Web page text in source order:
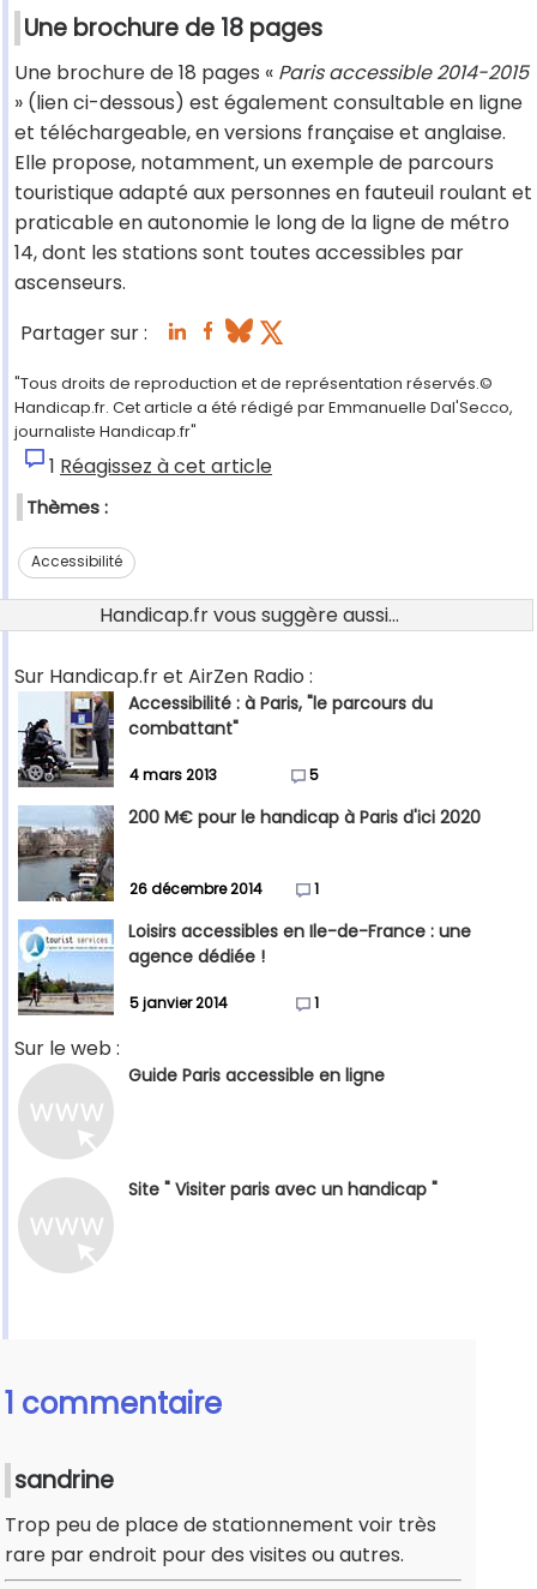
Une brochure de 18 pages
Une brochure de 18 pages « Paris accessible 2014-2015
» (lien ci-dessous) est également consultable en ligne
et téléchargeable, en versions française et anglaise.
Elle propose, notamment, un exemple de parcours
touristique adapté aux personnes en fauteuil roulant et
praticable en autonomie le long de la ligne de métro
14, dont les stations sont toutes accessibles par
ascenseurs.
Partager sur :
"Tous droits de reproduction et de représentation réservés.©
Handicap.fr. Cet article a été rédigé par Emmanuelle Dal'Secco,
journaliste Handicap.fr"
1 Réagissez à cet article
Thèmes :
Accessibilité
Handicap.fr vous suggère aussi...
Sur Handicap.fr et AirZen Radio :
Accessibilité : à Paris, "le parcours du
combattant"
4 mars 2013 5
200 M€ pour le handicap à Paris d'ici 2020
26 décembre 2014 1
Loisirs accessibles en Ile-de-France : une
agence dédiée !
5 janvier 2014 1
Sur le web :
Guide Paris accessible en ligne
Site " Visiter paris avec un handicap "
1 commentaire
sandrine
Trop peu de place de stationnement voir très
rare par endroit pour des visites ou autres.